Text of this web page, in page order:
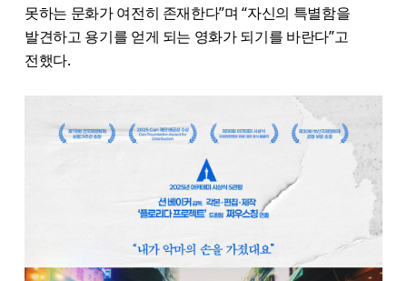
못하는 문화가 여전히 존재한다”며 “자신의 특별함을
발견하고 용기를 얻게 되는 영화가 되기를 바란다”고
전했다.